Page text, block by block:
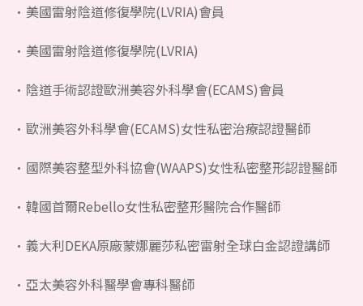
美國雷射陰道修復學院(LVRIA)會員
美國雷射陰道修復學院(LVRIA)
陰道手術認證歐洲美容外科學會(ECAMS)會員
歐洲美容外科學會(ECAMS)女性私密治療認證醫師
國際美容整型外科協會(WAAPS)女性私密整形認證醫師
韓國首爾Rebello女性私密整形醫院合作醫師
義大利DEKA原廠蒙娜麗莎私密雷射全球白金認證講師
亞太美容外科醫學會專科醫師